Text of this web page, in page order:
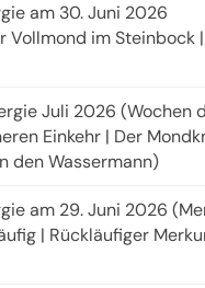
am 30. Juni 2026
Vollmond im Steinbock
Juli 2026 (Wochen
Einkehr | Der
den Wassermann)
am 29. Juni 2026
| Rückläufiger